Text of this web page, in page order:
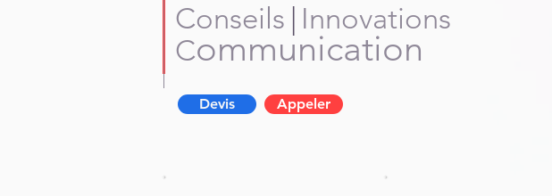
Conseils Innovations
Communication
Devis Appeler